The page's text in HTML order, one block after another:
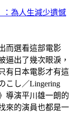
：為人生減少遺憾
而選看這部電影
逼出了幾次眼淚，
有日本電影才有這
こし／Lingering
導演平川雄一朗的
來的演員也都是一